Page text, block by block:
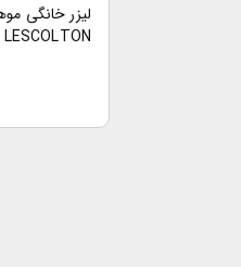
لیزر خانگی
LESCOLTON مدل LS-T121